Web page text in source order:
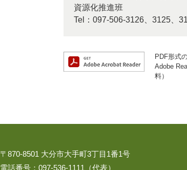
資源化推進班
Tel：097-506-3126、3125、
PDF形式
Adobe
料）
〒870-8501 大分市大手町3丁目1番1号
電話番号：097-536-1111（代表）